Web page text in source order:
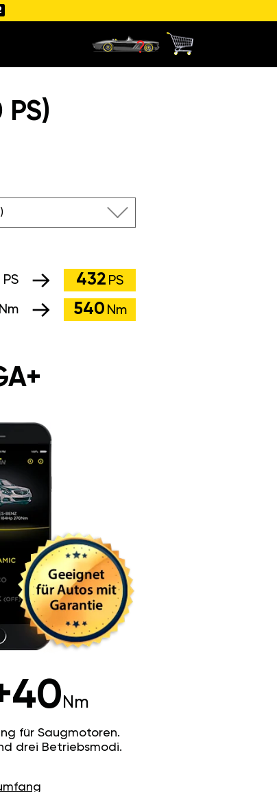
PS)
432 PS
540 Nm
Nm
für Saugmotoren.
drei Betriebsmodi.